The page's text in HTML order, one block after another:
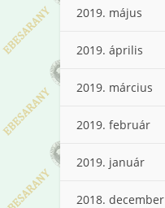
2019. május
2019. április
2019. március
2019. február
2019. január
2018. december